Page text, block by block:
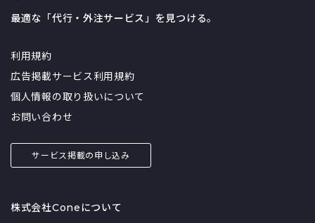
最適な「代行・外注サービス」を見つける。
利用規約
広告掲載サービス利用規約
個人情報の取り扱いについて
お問い合わせ
サービス掲載の申し込み
株式会社Coneについて